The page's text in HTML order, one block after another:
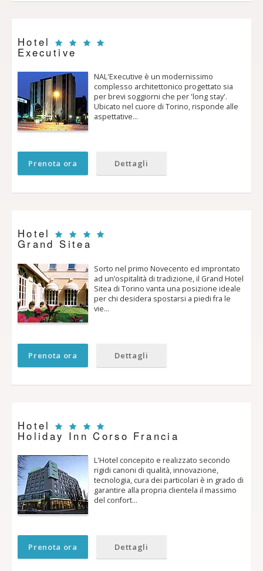
Hotel
Executive
NAL'Executive è un modernissimo
complesso architettonico progettato sia
per brevi soggiorni che per 'long stay'.
Ubicato nel cuore di Torino, risponde alle
aspettative…
Prenota ora Dettagli
Hotel
Grand Sitea
Sorto nel primo Novecento ed improntato
ad un’ospitalità di tradizione, il Grand Hotel
Sitea di Torino vanta una posizione ideale
per chi desidera spostarsi a piedi fra le
vie…
Prenota ora Dettagli
Hotel
Holiday Inn Corso Francia
L'Hotel concepito e realizzato secondo
rigidi canoni di qualità, innovazione,
tecnologia, cura dei particolari è in grado di
garantire alla propria clientela il massimo
del confort…
Prenota ora Dettagli